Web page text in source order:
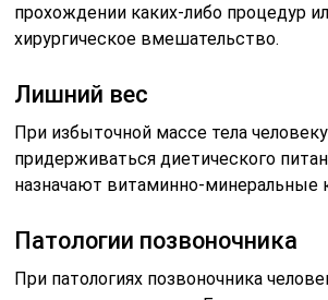
прохождении каких-либо процедур
хирургическое вмешательство.
Лишний вес
При избыточной массе тела
придерживаться диетического
назначают витаминно-минеральные
Патологии позвоночника
При патологиях позвоночника